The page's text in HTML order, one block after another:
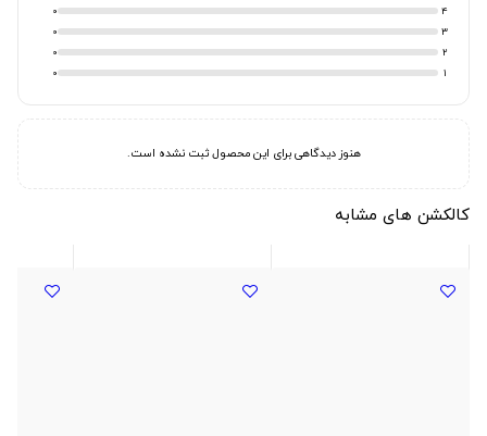
4
0
3
0
2
0
1
0
هنوز دیدگاهی برای این محصول ثبت نشده است.
کالکشن های مشابه